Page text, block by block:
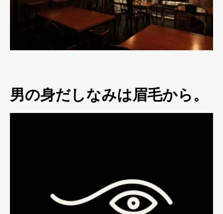
男の身だしなみは眉毛から。